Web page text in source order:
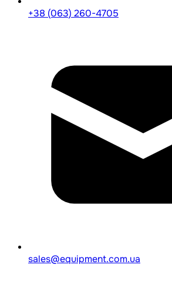
+38 (063) 260-4705
sales@equipment.com.ua